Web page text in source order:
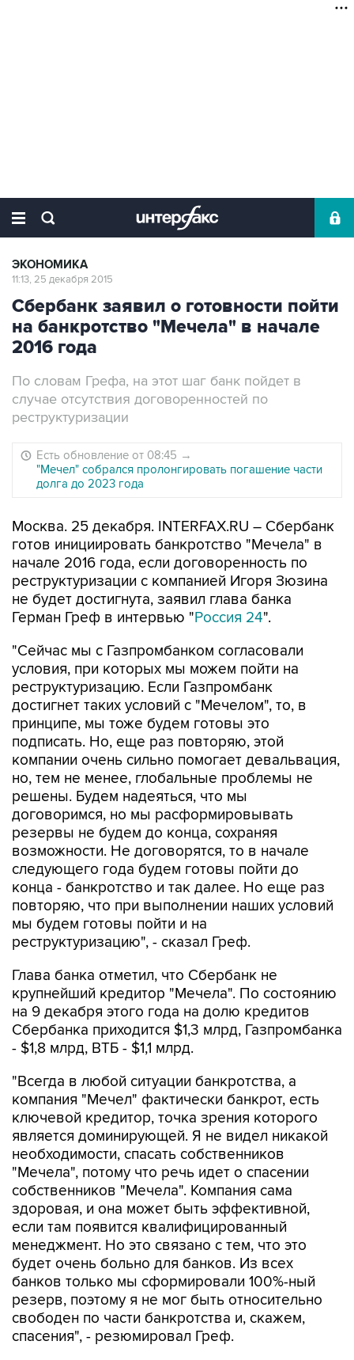
ЭКОНОМИКА
11:13, 25 декабря 2015
Сбербанк заявил о готовности пойти
на банкротство "Мечела" в начале
2016 года
По словам Грефа, на этот шаг банк пойдет в
случае отсутствия договоренностей по
реструктуризации
Есть обновление от 08:45 →
"Мечел" собрался пролонгировать погашение части
долга до 2023 года
Москва. 25 декабря. INTERFAX.RU – Сбербанк
готов инициировать банкротство "Мечела" в
начале 2016 года, если договоренность по
реструктуризации с компанией Игоря Зюзина
не будет достигнута, заявил глава банка
Герман Греф в интервью "Россия 24".
"Сейчас мы с Газпромбанком согласовали
условия, при которых мы можем пойти на
реструктуризацию. Если Газпромбанк
достигнет таких условий с "Мечелом", то, в
принципе, мы тоже будем готовы это
подписать. Но, еще раз повторяю, этой
компании очень сильно помогает девальвация,
но, тем не менее, глобальные проблемы не
решены. Будем надеяться, что мы
договоримся, но мы расформировывать
резервы не будем до конца, сохраняя
возможности. Не договорятся, то в начале
следующего года будем готовы пойти до
конца - банкротство и так далее. Но еще раз
повторяю, что при выполнении наших условий
мы будем готовы пойти и на
реструктуризацию", - сказал Греф.
Глава банка отметил, что Сбербанк не
крупнейший кредитор "Мечела". По состоянию
на 9 декабря этого года на долю кредитов
Сбербанка приходится $1,3 млрд, Газпромбанка
- $1,8 млрд, ВТБ - $1,1 млрд.
"Всегда в любой ситуации банкротства, а
компания "Мечел" фактически банкрот, есть
ключевой кредитор, точка зрения которого
является доминирующей. Я не видел никакой
необходимости, спасать собственников
"Мечела", потому что речь идет о спасении
собственников "Мечела". Компания сама
здоровая, и она может быть эффективной,
если там появится квалифицированный
менеджмент. Но это связано с тем, что это
будет очень больно для банков. Из всех
банков только мы сформировали 100%-ный
резерв, поэтому я не мог быть относительно
свободен по части банкротства и, скажем,
спасения", - резюмировал Греф.